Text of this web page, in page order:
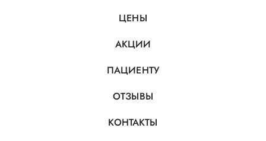
ЦЕНЫ
АКЦИИ
ПАЦИЕНТУ
ОТЗЫВЫ
КОНТАКТЫ